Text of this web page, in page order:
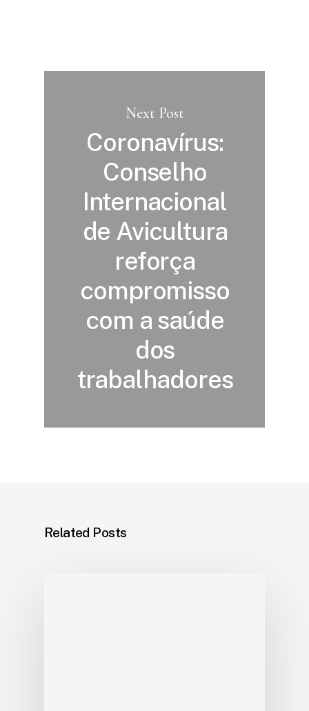
Next Post
Coronavírus:
Conselho
Internacional
de Avicultura
reforça
compromisso
com a saúde
dos
trabalhadores
Related Posts